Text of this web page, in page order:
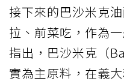
接下來的巴沙米克
拉、前菜吃，作為
指出，巴沙米克（
實為主原料，在義